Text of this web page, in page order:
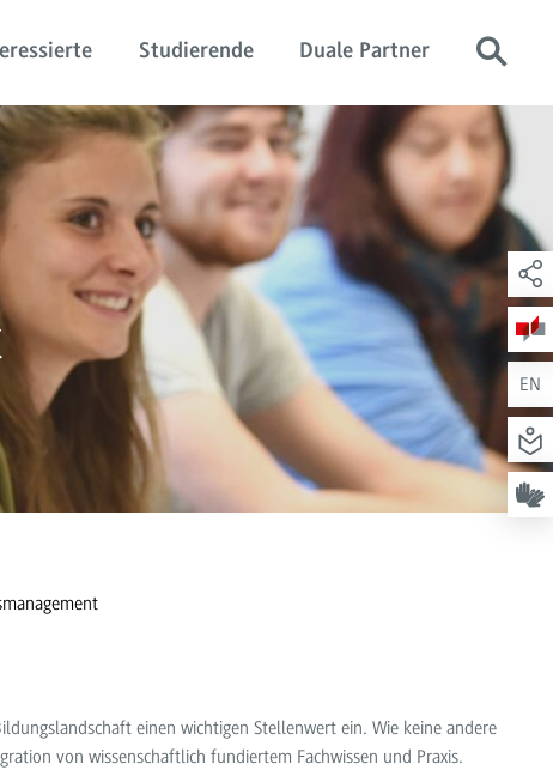
Studierende Duale Partner
EN
einen wichtigen Stellenwert ein. Wie keine andere
von wissenschaftlich fundiertem Fachwissen und Praxis.